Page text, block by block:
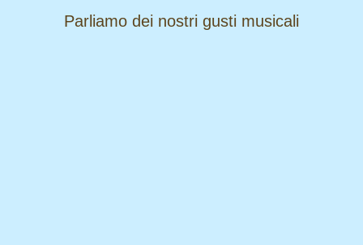
​​​​​​​Parliamo dei nostri gusti musicali